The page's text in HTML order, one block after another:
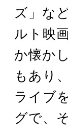
ズ」な
ルト映
か懐か
もあり
ライブ
グで、